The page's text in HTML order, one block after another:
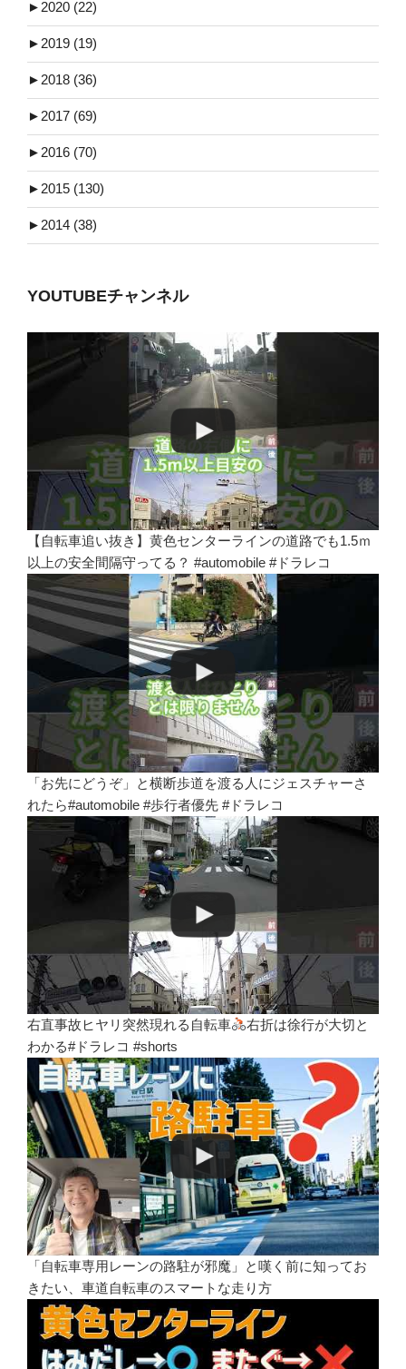
►2020 (22)
►2019 (19)
►2018 (36)
►2017 (69)
►2016 (70)
►2015 (130)
►2014 (38)
YOUTUBEチャンネル
【自転車追い抜き】黄色センターラインの道路でも1.5ｍ
以上の安全間隔守ってる？ #automobile #ドラレコ
「お先にどうぞ」と横断歩道を渡る人にジェスチャーさ
れたら#automobile #歩行者優先 #ドラレコ
右直事故ヒヤリ突然現れる自転車
右折は徐行が大切と
わかる#ドラレコ #shorts
「自転車専用レーンの路駐が邪魔」と嘆く前に知ってお
きたい、車道自転車のスマートな走り方